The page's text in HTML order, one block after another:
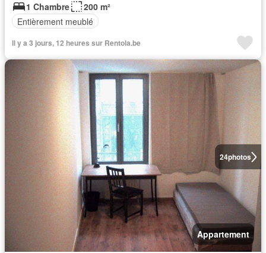
1 Chambre
200 m²
Entièrement meublé
Il y a 3 jours, 12 heures sur Rentola.be
24photos
Appartement